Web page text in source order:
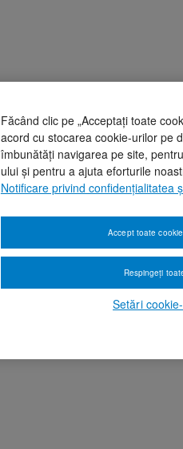
Făcând clic pe „Acceptați toate
acord cu stocarea cookie-urilor pe
îmbunătăți navigarea pe site,
ului și pentru a ajuta eforturile
Notificare privind confidențialitatea
Setări
Respingeți
Accept toate